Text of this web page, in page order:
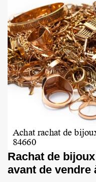
Rachat de
avant de vendre